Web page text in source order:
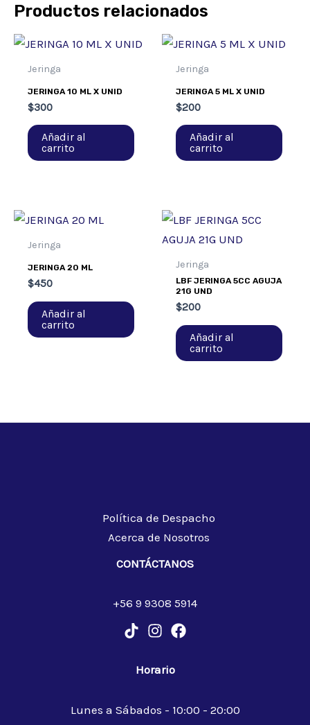
Productos relacionados
Jeringa
JERINGA 10 ML X UNID
$300
Añadir al
carrito
Jeringa
JERINGA 5 ML X UNID
$200
Añadir al
carrito
Jeringa
JERINGA 20 ML
$450
Añadir al
carrito
Jeringa
LBF JERINGA 5CC AGUJA
21G UND
$200
Añadir al
carrito
Política de Despacho
Acerca de Nosotros
CONTÁCTANOS
+56 9 9308 5914
Horario
Lunes a Sábados - 10:00 - 20:00